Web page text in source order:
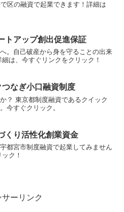
区の融資で起業できます！詳細は
トアップ創出促進保証
。自己破産から身を守ることの出来
は、今すぐリンクをクリック！
なぎ小口融資制度
？ 東京都制度融資であるクイック
今すぐクリック。
くり活性化創業資金
都宮市制度融資で起業してみません
ク！
サーリンク